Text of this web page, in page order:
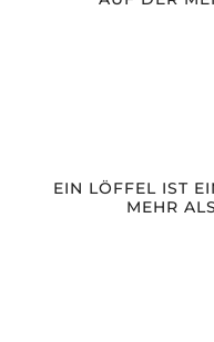
EIN LÖFFEL IST
MEHR